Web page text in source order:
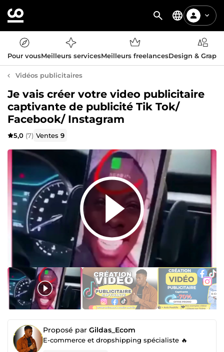
Pour vousMeilleurs servicesMeilleurs freelancesDesign &
Vidéos publicitaires
Je vais créer votre video publicitaire
captivante de publicité Tik Tok/
Facebook/ Instagram
5,0 (7) Ventes9
Proposé par Gildas_Ecom
E-commerce et dropshipping spécialiste 🔥